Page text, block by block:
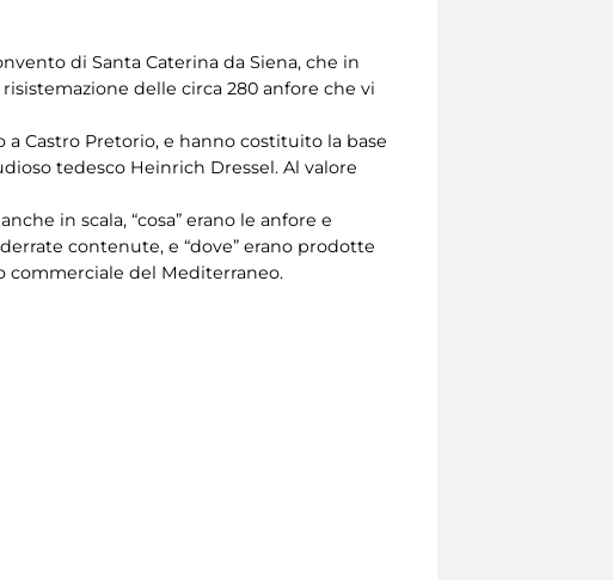
di Santa Caterina da Siena, che in
delle circa 280 anfore che vi
Castro Pretorio, e hanno costituito la base
tedesco Heinrich Dressel. Al valore
in scala, “cosa” erano le anfore e
contenute, e “dove” erano prodotte
commerciale del Mediterraneo.